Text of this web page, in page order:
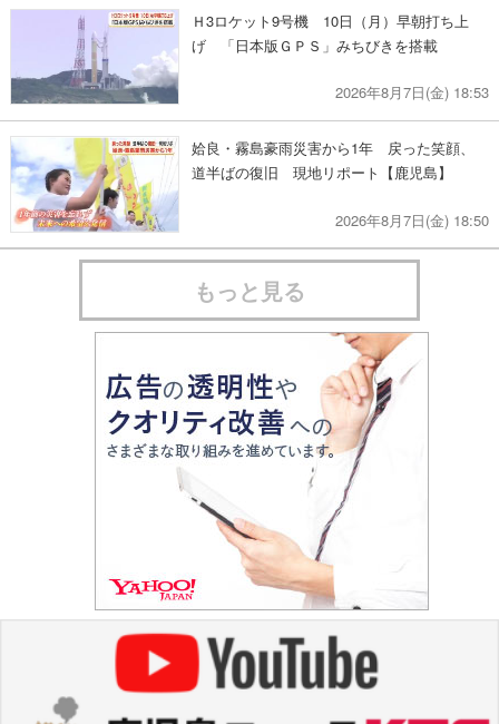
Ｈ3ロケット9号機 10日（月）早朝打ち上
げ 「日本版ＧＰＳ」みちびきを搭載
2026年8月7日(金) 18:53
姶良・霧島豪雨災害から1年 戻った笑顔、
道半ばの復旧 現地リポート【鹿児島】
2026年8月7日(金) 18:50
もっと見る